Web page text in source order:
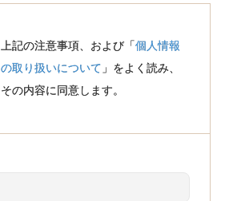
上記の注意事項、および「個人情報
の取り扱いについて 」をよく読み、
その内容に同意します。